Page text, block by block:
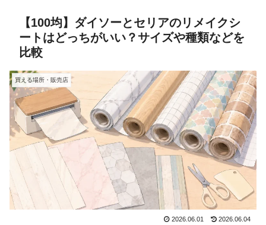
【100均】ダイソーとセリアのリメイクシ
ートはどっちがいい？サイズや種類などを
比較
買える場所・販売店
2026.06.01 2026.06.04